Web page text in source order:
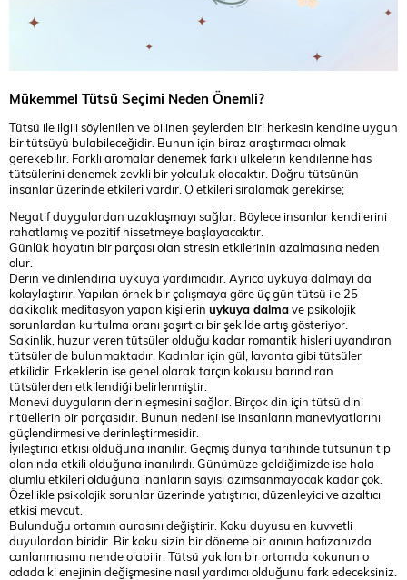
Mükemmel Tütsü Seçimi Neden Önemli?
Tütsü ile ilgili söylenilen ve bilinen şeylerden biri herkesin kendine uygun
bir tütsüyü bulabileceğidir. Bunun için biraz araştırmacı olmak
gerekebilir. Farklı aromalar denemek farklı ülkelerin kendilerine has
tütsülerini denemek zevkli bir yolculuk olacaktır. Doğru tütsünün
insanlar üzerinde etkileri vardır. O etkileri sıralamak gerekirse;
Negatif duygulardan uzaklaşmayı sağlar. Böylece insanlar kendilerini
rahatlamış ve pozitif hissetmeye başlayacaktır.
Günlük hayatın bir parçası olan stresin etkilerinin azalmasına neden
olur.
Derin ve dinlendirici uykuya yardımcıdır. Ayrıca uykuya dalmayı da
kolaylaştırır. Yapılan örnek bir çalışmaya göre üç gün tütsü ile 25
dakikalık meditasyon yapan kişilerin uykuya dalmave psikolojik
sorunlardan kurtulma oranı şaşırtıcı bir şekilde artış gösteriyor.
Sakinlik, huzur veren tütsüler olduğu kadar romantik hisleri uyandıran
tütsüler de bulunmaktadır. Kadınlar için gül, lavanta gibi tütsüler
etkilidir. Erkeklerin ise genel olarak tarçın kokusu barındıran
tütsülerden etkilendiği belirlenmiştir.
Manevi duyguların derinleşmesini sağlar. Birçok din için tütsü dini
ritüellerin bir parçasıdır. Bunun nedeni ise insanların maneviyatlarını
güçlendirmesi ve derinleştirmesidir.
İyileştirici etkisi olduğuna inanılır. Geçmiş dünya tarihinde tütsünün tıp
alanında etkili olduğuna inanılırdı. Günümüze geldiğimizde ise hala
olumlu etkileri olduğuna inanların sayısı azımsanmayacak kadar çok.
Özellikle psikolojik sorunlar üzerinde yatıştırıcı, düzenleyici ve azaltıcı
etkisi mevcut.
Bulunduğu ortamın aurasını değiştirir. Koku duyusu en kuvvetli
duyulardan biridir. Bir koku sizin bir döneme bir anının hafızanızda
canlanmasına nende olabilir. Tütsü yakılan bir ortamda kokunun o
odada ki enejinin değişmesine nasıl yardımcı olduğunu fark edeceksiniz.